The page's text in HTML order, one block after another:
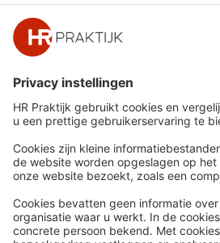
Snel naar
Nieuws
Whitepapers
Webinars
Word lid
Contact